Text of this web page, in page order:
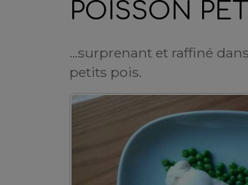
POISSON
...surprenant et raffiné
petits pois.